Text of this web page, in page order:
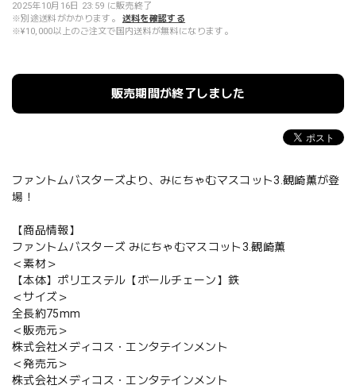
2025年10月16日 23:59 に販売終了
※別途送料がかかります。
送料を確認する
※¥10,000以上のご注文で国内送料が無料になります。
販売期間が終了しました
ファントムバスターズより、みにちゃむマスコット3.観崎薫が登
場！
【商品情報】
ファントムバスターズ みにちゃむマスコット3.観崎薫
＜素材＞
【本体】ポリエステル【ボールチェーン】鉄
＜サイズ＞
全長約75mm
＜販売元＞
株式会社メディコス・エンタテインメント
＜発売元＞
株式会社メディコス・エンタテインメント